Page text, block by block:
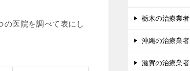
の医院を調べて表にし
栃木の治療業者
沖縄の治療業者
滋賀の治療業者